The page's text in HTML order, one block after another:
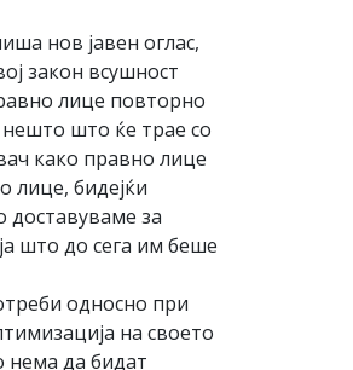
нов јавен оглас,
закон всушност
лице повторно
што ќе трае со
како правно лице
лице, бидејќи
доставуваме за
што до сега им беше
односно при
на своето
нема да бидат